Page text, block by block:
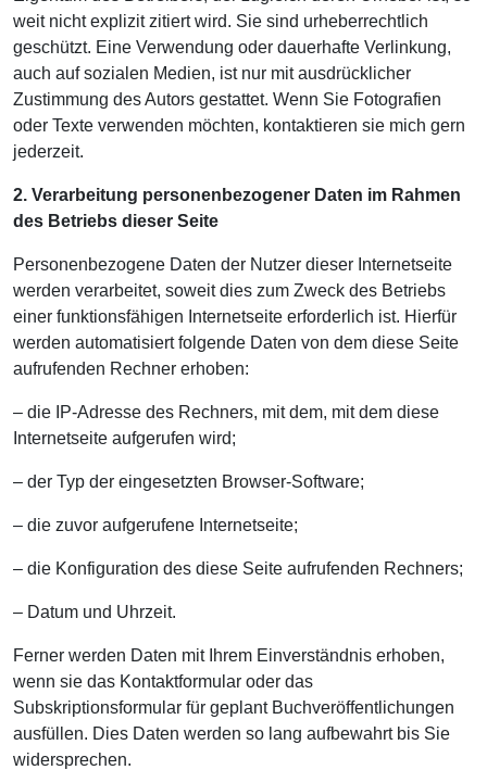
weit nicht explizit zitiert wird. Sie sind urheberrechtlich
geschützt. Eine Verwendung oder dauerhafte Verlinkung,
auch auf sozialen Medien, ist nur mit ausdrücklicher
Zustimmung des Autors gestattet. Wenn Sie Fotografien
oder Texte verwenden möchten, kontaktieren sie mich gern
jederzeit.
2. Verarbeitung personenbezogener Daten im Rahmen
des Betriebs dieser Seite
Personenbezogene Daten der Nutzer dieser Internetseite
werden verarbeitet, soweit dies zum Zweck des Betriebs
einer funktionsfähigen Internetseite erforderlich ist. Hierfür
werden automatisiert folgende Daten von dem diese Seite
aufrufenden Rechner erhoben:
– die IP-Adresse des Rechners, mit dem, mit dem diese
Internetseite aufgerufen wird;
– der Typ der eingesetzten Browser-Software;
– die zuvor aufgerufene Internetseite;
– die Konfiguration des diese Seite aufrufenden Rechners;
– Datum und Uhrzeit.
Ferner werden Daten mit Ihrem Einverständnis erhoben,
wenn sie das Kontaktformular oder das
Subskriptionsformular für geplant Buchveröffentlichungen
ausfüllen. Dies Daten werden so lang aufbewahrt bis Sie
widersprechen.